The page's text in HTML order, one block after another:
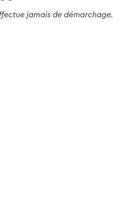
jamais de démarchage.